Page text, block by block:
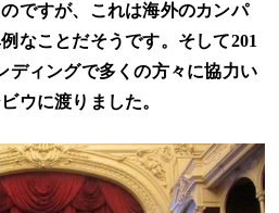
ですが、これは海外のカンパ
なことだそうです。そして201
ディングで多くの方々に協力い
ウに渡りました。